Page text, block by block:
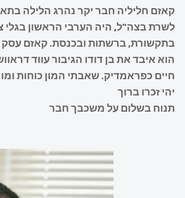
קאזם חליליה חבר יקר נהרג הלילה
לשרת בצה"ל, היה הערבי הראשון
בתקשורת, ברשתות ובכנסת. קאזם
הוא איבד את בן דודו הגיבור עווד
חיים כפראמדיק. שאבתי המון כוחות
יהי זכרו ברוך
תנוח בשלום על משכבך חבר